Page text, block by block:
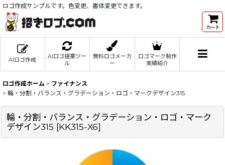
ロゴ作成サンプルです。色変更、書体変更できます。
カート
AIロゴ作成
AIロゴ提案ツー
ル
無料ロゴメーカ
ー
ロゴマーク制作
実績紹介
ロゴ作成ホーム > ファイナンス
> 輪・分割・バランス・グラデーション・ロゴ・マークデザイン315
輪・分割・バランス・グラデーション・ロゴ・マーク
デザイン315 [KK315-X6]